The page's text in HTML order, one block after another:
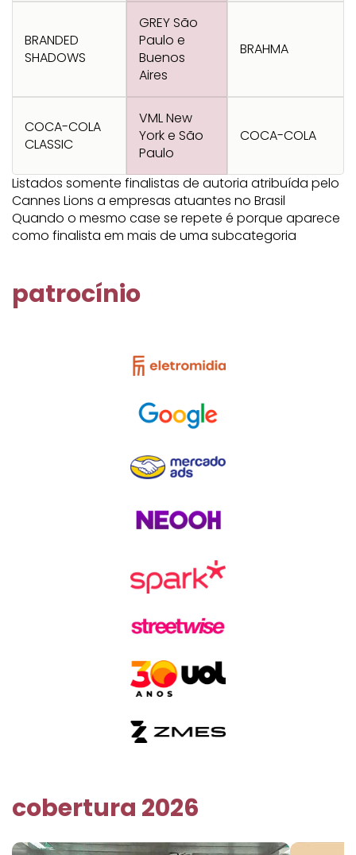
BRANDED
SHADOWS
GREY São
Paulo e
Buenos
Aires
BRAHMA
COCA-COLA
CLASSIC
VML New
York e São
Paulo
COCA-COLA
Listados somente finalistas de autoria atribuída pelo
Cannes Lions a empresas atuantes no Brasil
Quando o mesmo case se repete é porque aparece
como finalista em mais de uma subcategoria
patrocínio
cobertura 2026